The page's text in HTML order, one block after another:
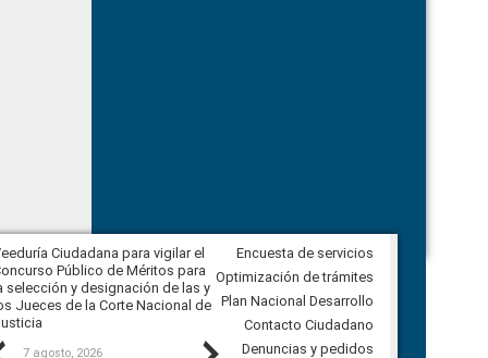
Ciudadana para vigilar el
Público de Méritos para
selección y designación de las y
Jueces de la Corte Nacional de
7 agosto, 2026
Veeduría para realizar el
seguimiento de la gestión
Autónomo Descentralizado
parroquial rural de Calacalí
6 agosto, 2026
Encuesta de servicios
Optimización de trámites
Plan Nacional Desarrollo
Contacto Ciudadano
Denuncias y pedidos